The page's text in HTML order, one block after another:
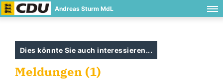
Andreas Sturm MdL
Dies könnte Sie auch interessieren...
Meldungen (1)